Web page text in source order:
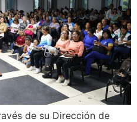
de su Dirección de